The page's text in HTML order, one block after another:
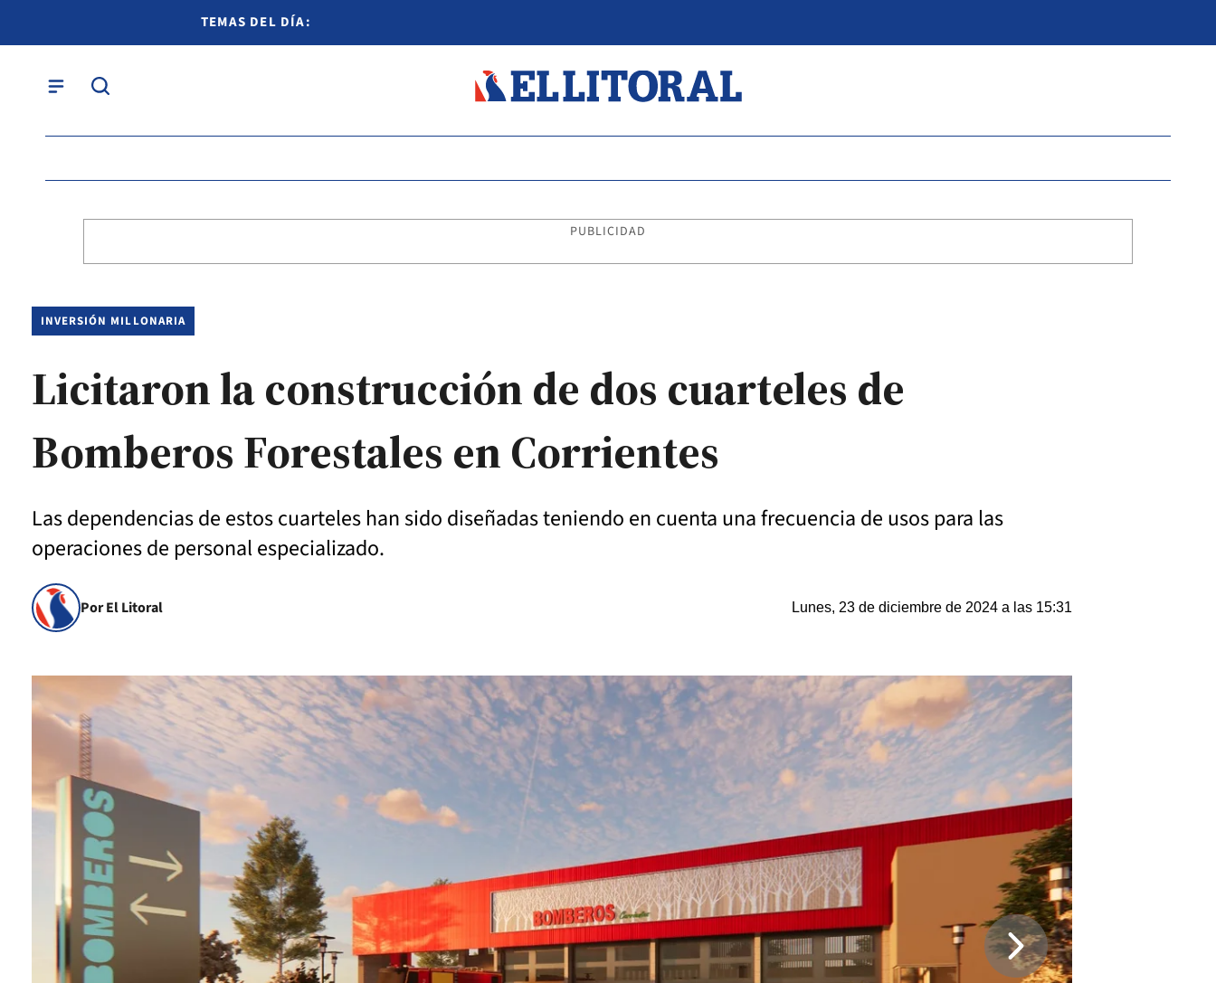
TEMAS DEL DÍA:
PUBLICIDAD
INVERSIÓN MILLONARIA
Licitaron la construcción de dos cuarteles de
Bomberos Forestales en Corrientes
Las dependencias de estos cuarteles han sido diseñadas teniendo en cuenta una frecuencia de usos para las
operaciones de personal especializado.
Por El Litoral Lunes, 23 de diciembre de 2024 a las 15:31